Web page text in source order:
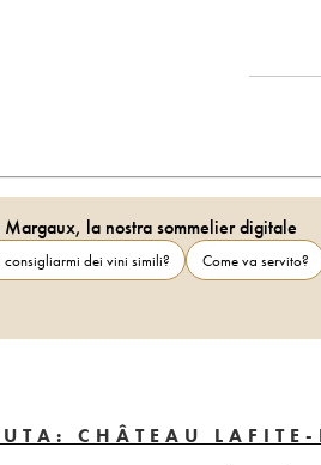
la nostra sommelier digitale
consigliarmi dei vini simili? Come va servito?
CHÂTEAU LAFITE-